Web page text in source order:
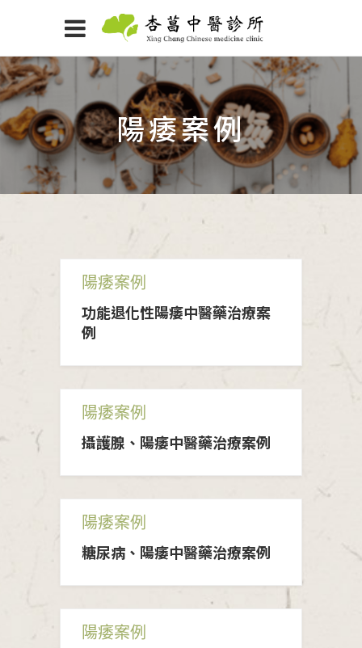
陽痿案例
陽痿案例
功能退化性陽痿中醫藥治療案
例
陽痿案例
攝護腺、陽痿中醫藥治療案例
陽痿案例
糖尿病、陽痿中醫藥治療案例
陽痿案例